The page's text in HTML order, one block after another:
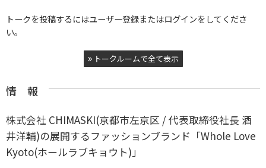
トークを投稿するにはユーザー登録またはログインをしてくださ
い。
トークルームで全て表示
情 報
株式会社 CHIMASKI(京都市左京区 / 代表取締役社長 酒
井洋輔)の展開するファッションブランド「Whole Love
Kyoto(ホールラブキョウト)」